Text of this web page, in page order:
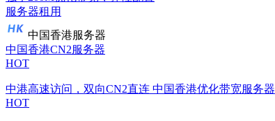
服务器租用
中国香港服务器
中国香港CN2服务器
HOT
中港高速访问，双向CN2直连 中国香港优化带宽服务器
HOT